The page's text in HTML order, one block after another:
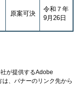
原案可決
令和７年
9月26日
が提供するAdobe
、バナーのリンク先から